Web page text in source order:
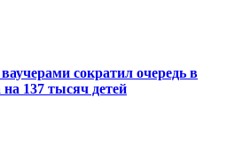
сократил очередь в
на 137 тысяч детей